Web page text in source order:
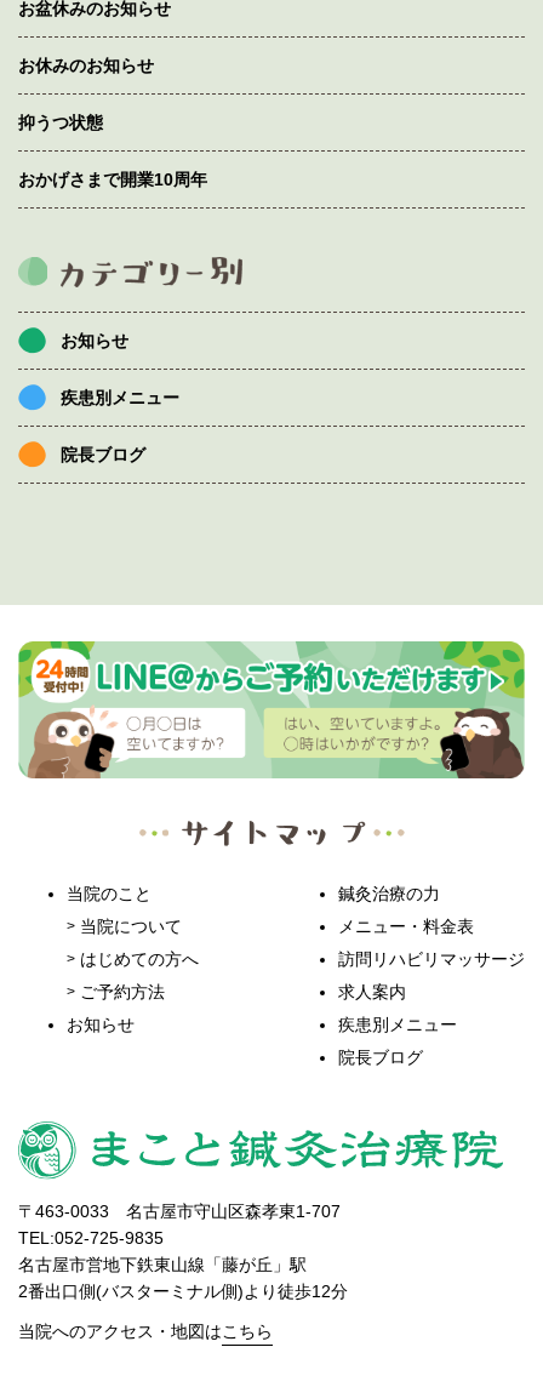
お盆休みのお知らせ
お休みのお知らせ
抑うつ状態
おかげさまで開業10周年
お知らせ
疾患別メニュー
院長ブログ
当院のこと
当院について
はじめての方へ
ご予約方法
お知らせ
鍼灸治療の力
メニュー・料金表
訪問リハビリマッサージ
求人案内
疾患別メニュー
院長ブログ
〒463-0033 名古屋市守山区森孝東1-707
TEL:052-725-9835
名古屋市営地下鉄東山線「藤が丘」駅
2番出口側(バスターミナル側)より徒歩12分
当院へのアクセス・地図はこちら